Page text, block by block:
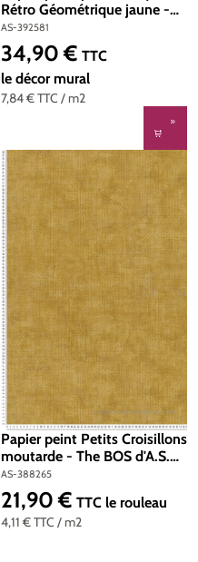
Rétro Géométrique jaune -
The Wall 2 d'A.S. Création |
Réf. AS-392581
AS-392581
7,84 €TTC / m2
Prix régulier :
34,90 € TTC
le décor mural
Papier peint Petits Croisillons
moutarde - The BOS d'A.S.
Création | Réf. AS-388265
AS-388265
4,11 €TTC / m2
Prix régulier :
21,90 € TTC le rouleau